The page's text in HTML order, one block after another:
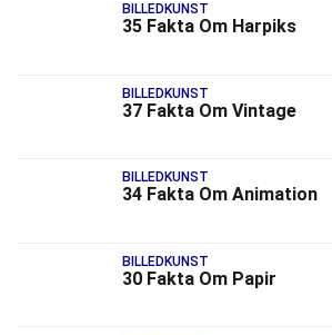
BILLEDKUNST
35 Fakta Om Harpiks
BILLEDKUNST
37 Fakta Om Vintage
BILLEDKUNST
34 Fakta Om Animation
BILLEDKUNST
30 Fakta Om Papir